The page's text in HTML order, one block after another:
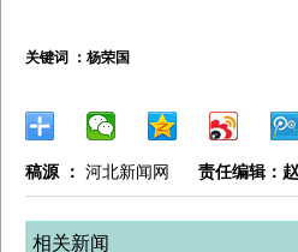
关键词 ： 杨荣国
稿源 ： 河北新闻网 责任编辑：
相关新闻